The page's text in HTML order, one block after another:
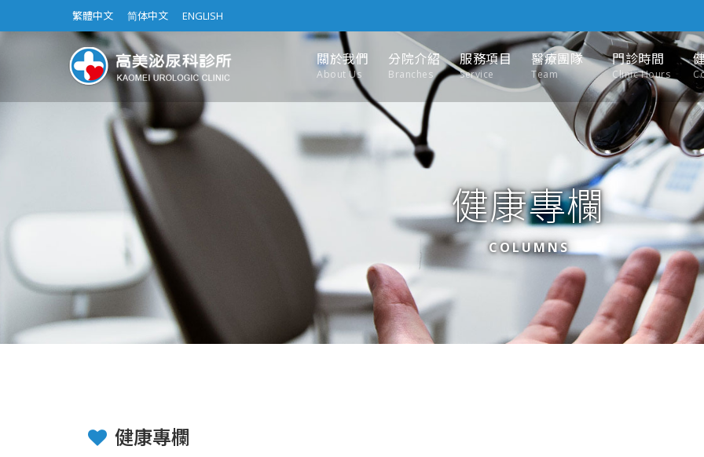
繁體中文 简体中文 ENGLISH
關於我們
About Us
分院介紹
Branches
服務項目
Service
醫療團隊
Team
門診時間
Clinic Hours
健康專欄
COLUMNS
健康專欄